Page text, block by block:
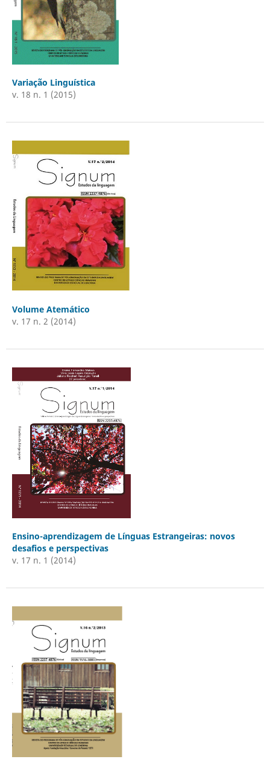
Variação Linguística
v. 18 n. 1 (2015)
Volume Atemático
v. 17 n. 2 (2014)
Ensino-aprendizagem de Línguas Estrangeiras: novos
desafios e perspectivas
v. 17 n. 1 (2014)